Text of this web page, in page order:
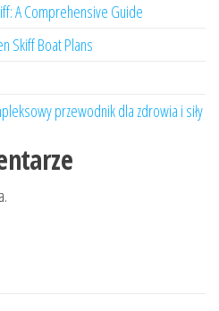
A Comprehensive Guide
Skiff Boat Plans
przewodnik dla zdrowia i siły